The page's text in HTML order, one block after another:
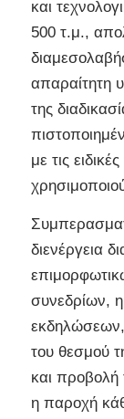
και
500 τ.μ.,
απαραίτητη
της
με τις
διενέργεια
συνεδρίων,
εκδηλώσεων,
του θεσμού
και προβολή
η παροχή